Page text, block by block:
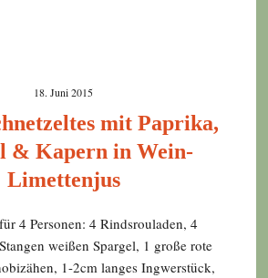
18. Juni 2015
mit Paprika,
& Kapern in Wein-
Limettenjus
4 Personen: 4 Rindsrouladen, 4
weißen Spargel, 1 große rote
1-2cm langes Ingwerstück,